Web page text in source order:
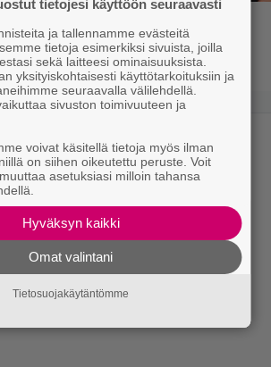
harvinainen kuva –
samaan aikaan”
tietojesi käyttöön seuraavasti
ja tallennamme evästeitä
tietoja esimerkiksi sivuista, joilla
sekä laitteesi ominaisuuksista.
yksityiskohtaisesti käyttötarkoituksiin ja
seuraavalla välilehdellä.
sivuston toimivuuteen ja
voivat käsitellä tietoja myös ilman
on siihen oikeutettu peruste. Voit
asetuksiasi milloin tahansa
Hyväksyn kaikki
Omat valintani
Tietosuojakäytäntömme